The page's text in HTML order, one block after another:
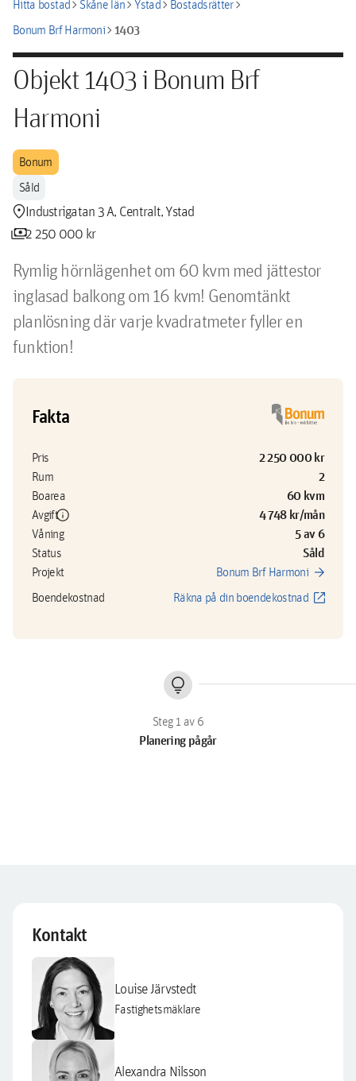
Hitta bostadchevron_rightSkåne länchevron_rightYstadchevron_rightBostadsrätterchevron_right
Bonum Brf Harmonichevron_right1403
Objekt 1403 i Bonum Brf
Harmoni
Bonum
Såld
location_pinIndustrigatan 3 A, Centralt, Ystad
payments2 250 000 kr
Rymlig hörnlägenhet om 60 kvm med jättestor
inglasad balkong om 16 kvm! Genomtänkt
planlösning där varje kvadratmeter fyller en
funktion!
Fakta
Pris 2 250 000 kr
Rum 2
Boarea 60 kvm
Avgiftinfo 4 748 kr/mån
Våning 5 av 6
Status Såld
Projekt Bonum Brf Harmoni arrow_forward
Boendekostnad Räkna på din boendekostnad open_in_new
lightbulb
Planering pågår
Kontakt
Louise Järvstedt
Fastighetsmäklare
Alexandra Nilsson